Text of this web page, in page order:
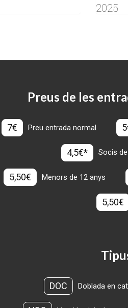
2025
Preus de les
7€ Preu entrada normal
4,5€* Socis
5,50€ Menors de 12 anys
5,50€
DOC Doblada en